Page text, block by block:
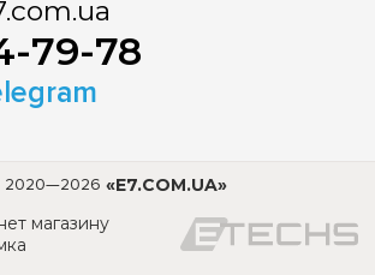
79-78
«E7.COM.UA»
магазину